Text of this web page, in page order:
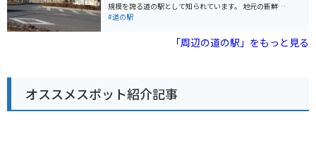
「あんぎょううどん」です。 バイクで訪れる場合、道の
駅に隣接する荒川河川敷には、広々とした無料駐車場が
は、荒川の土手沿いを走るサイクリングロードもあり、
規模を誇る道の駅として知られています。 地元の新鮮な
農産物が購入できる農産物直売所や、地元食材を使った
たピーナッツソフトクリームは、道の駅 しょうなんを訪
れたらぜひ味わいたい一品です。 バイクで訪れる場合、
う。 道の駅 しょうなん周辺には、航空科学博物館や成田
ゆめ牧場など、観光スポットも充実しています。少し足
を延ばせば、成田山新勝寺や成田空港なども訪れること
#道の駅
「周辺の道の駅」をもっと見る
オススメスポット紹介記事